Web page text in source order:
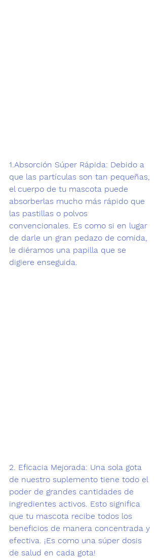
1.Absorción Súper Rápida: Debido a
que las partículas son tan pequeñas,
el cuerpo de tu mascota puede
absorberlas mucho más rápido que
las pastillas o polvos
convencionales. Es como si en lugar
de darle un gran pedazo de comida,
le diéramos una papilla que se
digiere enseguida.
2. Eficacia Mejorada: Una sola gota
de nuestro suplemento tiene todo el
poder de grandes cantidades de
ingredientes activos. Esto significa
que tu mascota recibe todos los
beneficios de manera concentrada y
efectiva. ¡Es como una súper dosis
de salud en cada gota!